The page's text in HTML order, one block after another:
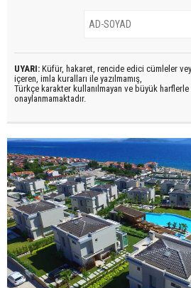
UYARI: Küfür, hakaret, rencide edici cümleler
içeren, imla kuralları ile yazılmamış,
Türkçe karakter kullanılmayan ve büyük harflerle
onaylanmamaktadır.